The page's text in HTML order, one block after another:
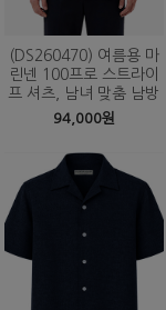
(DS260470) 여름용 마
린넨 100프로 스트라이
프 셔츠, 남녀 맞춤 남방
94,000원